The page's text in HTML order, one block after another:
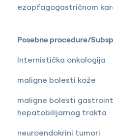
ezopfagogastričnom
Posebne procedure/
Internistička onkologija
maligne bolesti kože
maligne bolesti
hepatobilijarnog trakta
neuroendokrini tumori